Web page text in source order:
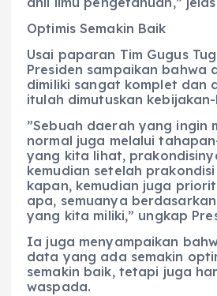
Optimis Semakin Baik
Usai paparan Tim Gugus
Presiden sampaikan
dimiliki sangat komplet dan
itulah dimutuskan
”Sebuah daerah yang ingin
normal juga melalui
yang kita lihat,
kemudian setelah
kapan, kemudian juga
apa, semuanya
yang kita miliki,” ungkap
Ia juga menyampaikan
data yang ada semakin
semakin baik, tetapi juga
waspada.